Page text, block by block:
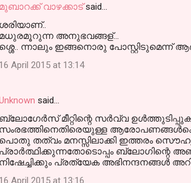
മുബാറക്ക് വാഴക്കാട്said…
ശരിയാണ്..
മധുരമൂറുന്ന അനുഭവങ്ങള്...
ശ്ശെ.. ന്നാലും ഇങ്ങനൊരു പോസ്റ്റിടുമെന്ന്
16 April 2015 at 13:14
said…
ബ്ലോഗേര്‍സ് മീറ്റിന്റെ സര്‍വ്വ
സംരഭത്തിനെതിരെയുള്ള
പൊതു തത്വം മനസ്സിലാക്കി ഇത്തരം
പ്രാര്‍ത്ഥിക്കുന്നതോടൊപ്പം ബ്ലോഗിന്റെ
നിഷേച്ചിക്കും പ്രത്യേക അഭിനന്ദനങ്ങള്‍
16 April 2015 at 13:16